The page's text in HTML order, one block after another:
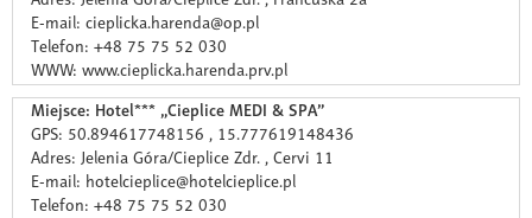
E-mail: cieplicka.harenda@op.pl
Telefon: +48 75 75 52 030
WWW: www.cieplicka.harenda.prv.pl
Miejsce: Hotel*** „Cieplice MEDI & SPA”
GPS: 50.894617748156 , 15.777619148436
Adres: Jelenia Góra/Cieplice Zdr. , Cervi 11
E-mail: hotelcieplice@hotelcieplice.pl
Telefon: +48 75 75 52 030